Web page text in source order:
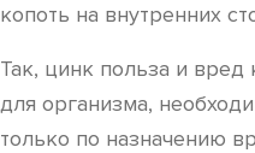
копоть на внутренних
Так, цинк польза и
для организма,
только по назначению